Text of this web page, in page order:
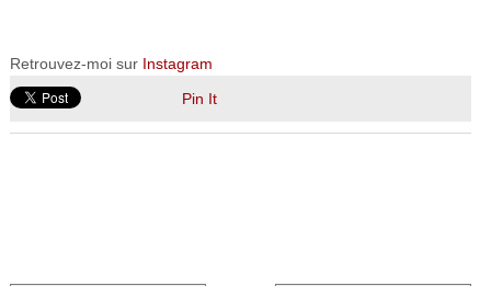
Retrouvez-moi sur Instagram
Pin It